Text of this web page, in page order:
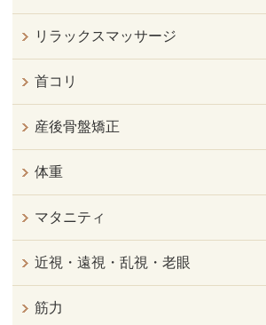
リラックスマッサージ
首コリ
産後骨盤矯正
体重
マタニティ
近視・遠視・乱視・老眼
筋力